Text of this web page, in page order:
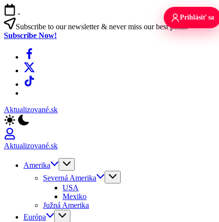
Skip
to
content
-
Subscribe to our newsletter & never miss our best posts.
Subscribe Now!
Facebook
X
TikTok
Aktualizované.sk
Aktualizované.sk
Amerika
Severná Amerika
USA
Mexiko
Južná Amerika
Európa
Prihlásiť sa